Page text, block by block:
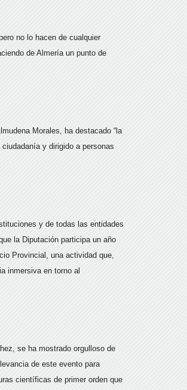
no lo hacen de cualquier
de Almería un punto de
Morales, ha destacado “la
y dirigido a personas
y de todas las entidades
la Diputación participa un año
Provincial, una actividad que,
inmersiva en torno al
se ha mostrado orgulloso de
de este evento para
científicas de primer orden que